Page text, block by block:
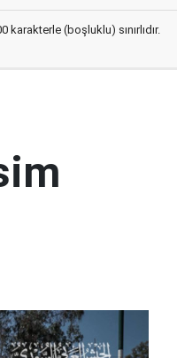
(boşluklu) sınırlıdır.